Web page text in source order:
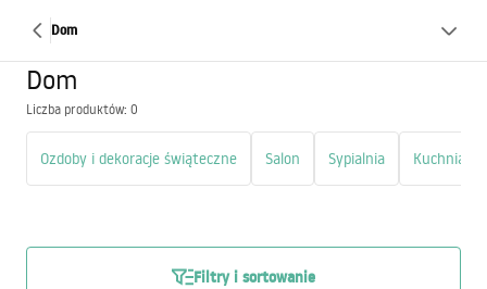
Dom
Dom
Liczba produktów: 0
Ozdoby i dekoracje świąteczne Salon Sypialnia Kuchnia
Filtry i sortowanie